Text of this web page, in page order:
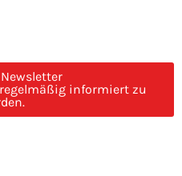
Newsletter
informiert zu